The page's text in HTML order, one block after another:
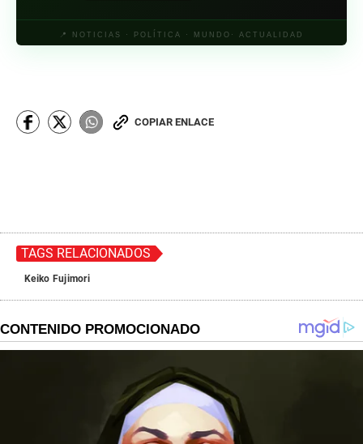
📍 NOTICIAS · POLÍTICA · MUNDO· ACTUALIDAD
COPIAR ENLACE
TAGS RELACIONADOS
Keiko Fujimori